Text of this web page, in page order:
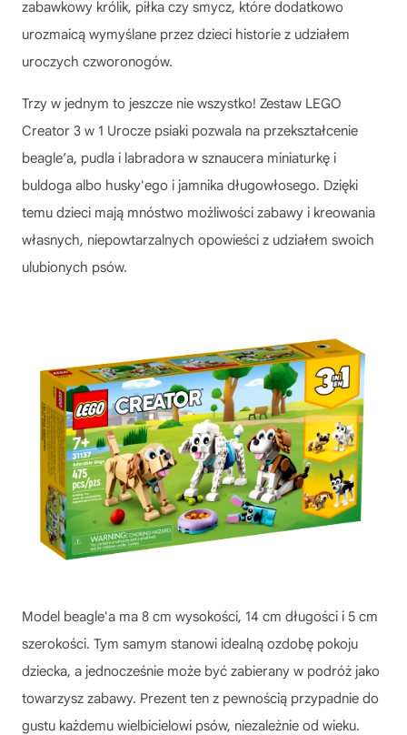
zabawkowy królik, piłka czy smycz, które dodatkowo
urozmaicą wymyślane przez dzieci historie z udziałem
uroczych czworonogów.
Trzy w jednym to jeszcze nie wszystko! Zestaw LEGO
Creator 3 w 1 Urocze psiaki pozwala na przekształcenie
beagle’a, pudla i labradora w sznaucera miniaturkę i
buldoga albo husky'ego i jamnika długowłosego. Dzięki
temu dzieci mają mnóstwo możliwości zabawy i kreowania
własnych, niepowtarzalnych opowieści z udziałem swoich
ulubionych psów.
Model beagle'a ma 8 cm wysokości, 14 cm długości i 5 cm
szerokości. Tym samym stanowi idealną ozdobę pokoju
dziecka, a jednocześnie może być zabierany w podróż jako
towarzysz zabawy. Prezent ten z pewnością przypadnie do
gustu każdemu wielbicielowi psów, niezależnie od wieku.